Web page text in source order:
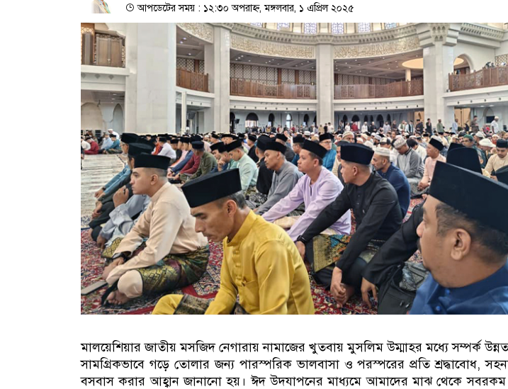
আপডেটের সময় : ১২:৩০ অপরাহ্ন, মঙ্গলবার, ১ এপ্রিল ২০২৫
মালয়েশিয়ার জাতীয় মসজিদ নেগারায় নামাজের খুতবায় মুসলিম উম্মাহর মধ্যে সম্পর্ক
সামগ্রিকভাবে গড়ে তোলার জন্য পারস্পরিক ভালবাসা ও পরস্পরের প্রতি শ্রদ্ধাবোধ,
বসবাস করার আহ্বান জানানো হয়। ঈদ উদযাপনের মাধ্যমে আমাদের মাঝ থেকে সবরকম